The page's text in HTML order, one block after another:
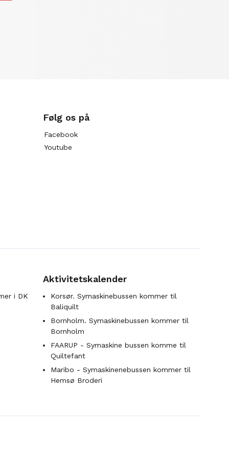
Følg os på
Facebook
Youtube
i DK
Aktivitetskalender
Korsør. Symaskinebussen kommer til
Baliquilt
Bornholm. Symaskinebussen kommer til
Bornholm
FAARUP - Symaskine bussen komme til
Quiltefant
Maribo - Symaskinenebussen kommer til
Hemsø Broderi